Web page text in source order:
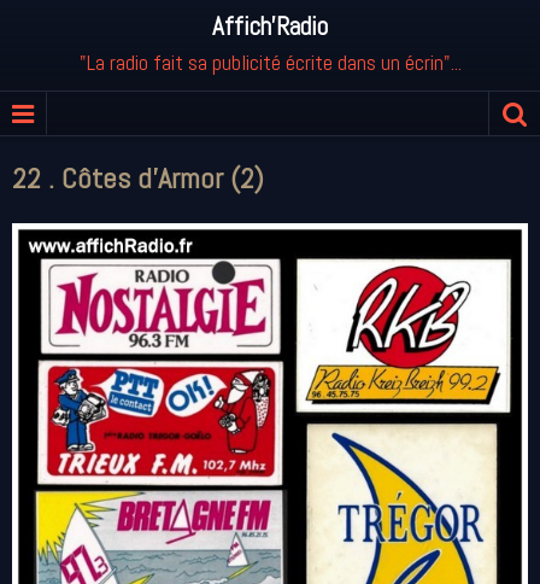
Affich'Radio
"La radio fait sa publicité écrite dans un écrin"...
22 . Côtes d'Armor (2)